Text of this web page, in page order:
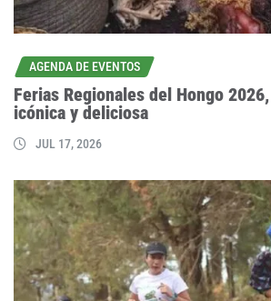
AGENDA DE EVENTOS
Ferias Regionales del Hongo
icónica y deliciosa
JUL 17, 2026